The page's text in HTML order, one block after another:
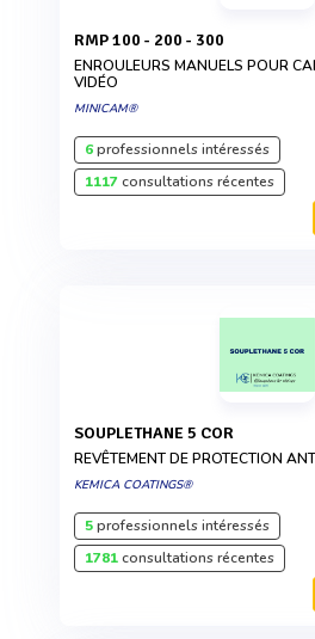
RMP 100 - 200 - 300
ENROULEURS MANUELS POUR
VIDÉO
MINICAM®
6professionnels intéressés
1117consultations récentes
SOUPLETHANE 5 COR
REVÊTEMENT DE PROTECTION
KEMICA COATINGS®
5professionnels intéressés
1781consultations récentes